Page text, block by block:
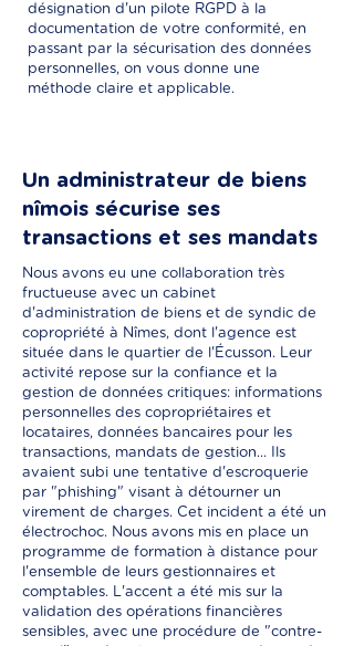
désignation d'un pilote RGPD à la
documentation de votre conformité, en
passant par la sécurisation des données
personnelles, on vous donne une
méthode claire et applicable.
Un administrateur de biens
nîmois sécurise ses
transactions et ses mandats
Nous avons eu une collaboration très
fructueuse avec un cabinet
d'administration de biens et de syndic de
copropriété à Nîmes, dont l'agence est
située dans le quartier de l'Écusson. Leur
activité repose sur la confiance et la
gestion de données critiques: informations
personnelles des copropriétaires et
locataires, données bancaires pour les
transactions, mandats de gestion... Ils
avaient subi une tentative d'escroquerie
par "phishing" visant à détourner un
virement de charges. Cet incident a été un
électrochoc. Nous avons mis en place un
programme de formation à distance pour
l'ensemble de leurs gestionnaires et
comptables. L'accent a été mis sur la
validation des opérations financières
sensibles, avec une procédure de "contre-